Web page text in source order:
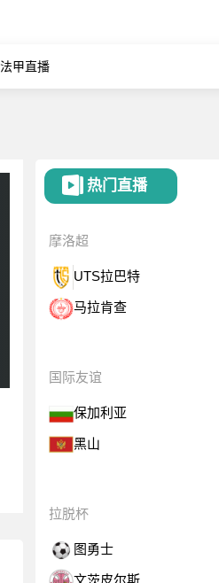
法甲直播
热门直播
摩洛超
UTS拉巴特
马拉肯查
国际友谊
保加利亚
黑山
拉脱杯
图勇士
文茨皮尔斯